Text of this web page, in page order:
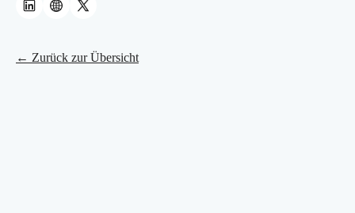
← Zurück zur Übersicht